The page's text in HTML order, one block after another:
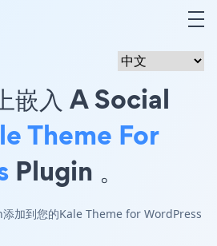
嵌入 A Social
Theme For
Plugin 。
加到您的Kale Theme for WordPress